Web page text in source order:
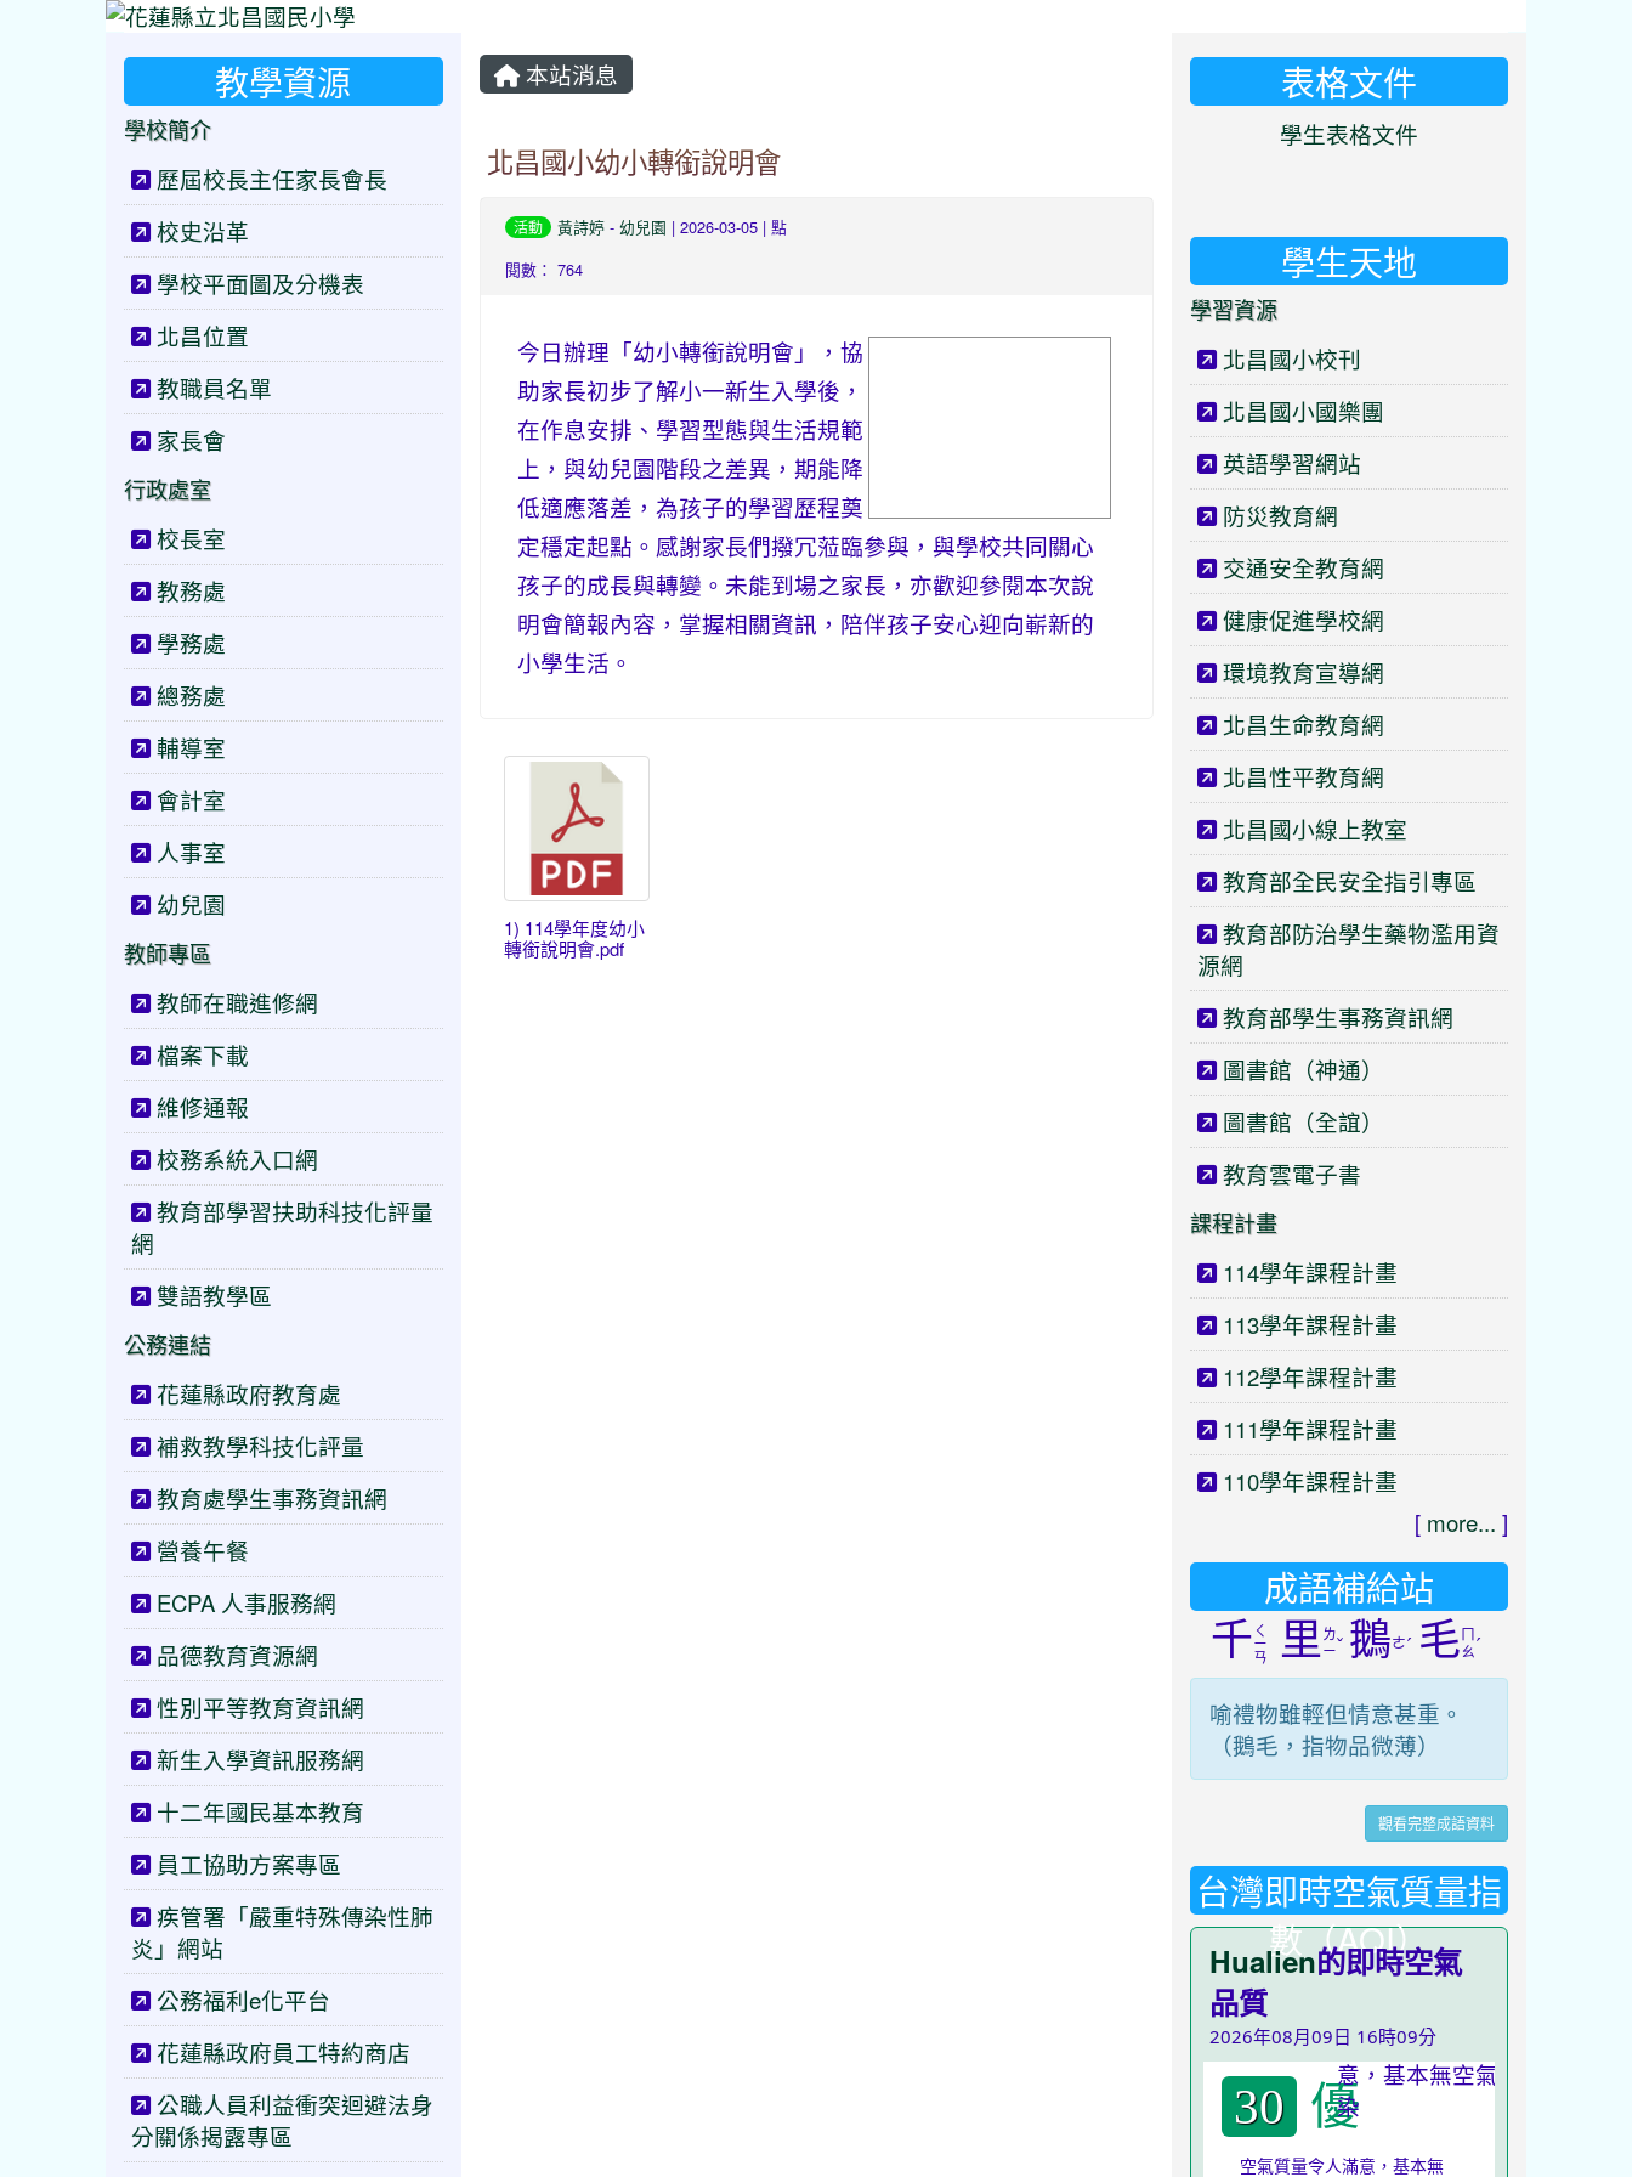
本站消息
北昌國小幼小轉銜說明會
活動 黃詩婷- 幼兒園 | 2026-03-05 | 點
閱數： 764
今日辦理「幼小轉銜說明會」，協
助家長初步了解小一新生入學後，
在作息安排、學習型態與生活規範
上，與幼兒園階段之差異，期能降
低適應落差，為孩子的學習歷程奠
定穩定起點。感謝家長們撥冗蒞臨參與，與學校共同關心
孩子的成長與轉變。未能到場之家長，亦歡迎參閱本次說
明會簡報內容，掌握相關資訊，陪伴孩子安心迎向嶄新的
小學生活。
1) 114學年度幼小
轉銜說明會.pdf
教學資源
學校簡介
歷屆校長主任家長會長
校史沿革
學校平面圖及分機表
北昌位置
教職員名單
家長會
行政處室
校長室
教務處
學務處
總務處
輔導室
會計室
人事室
幼兒園
教師專區
教師在職進修網
檔案下載
維修通報
校務系統入口網
教育部學習扶助科技化評量
網
雙語教學區
公務連結
花蓮縣政府教育處
補救教學科技化評量
教育處學生事務資訊網
營養午餐
ECPA 人事服務網
品德教育資源網
性別平等教育資訊網
新生入學資訊服務網
十二年國民基本教育
員工協助方案專區
疾管署「嚴重特殊傳染性肺
炎」網站
公務福利e化平台
花蓮縣政府員工特約商店
公職人員利益衝突迴避法身
分關係揭露專區
表格文件
學生表格文件
學生天地
學習資源
北昌國小校刊
北昌國小國樂團
英語學習網站
防災教育網
交通安全教育網
健康促進學校網
環境教育宣導網
北昌生命教育網
北昌性平教育網
北昌國小線上教室
教育部全民安全指引專區
教育部防治學生藥物濫用資
源網
教育部學生事務資訊網
圖書館（神通）
圖書館（全誼）
教育雲電子書
課程計畫
114學年課程計畫
113學年課程計畫
112學年課程計畫
111學年課程計畫
110學年課程計畫
[ more... ]
成語補給站
千 ㄑ
ㄧ
ㄢ 里 ㄌ
ㄧˇ 鵝ㄜˊ 毛 ㄠˊ
喻禮物雖輕但情意甚重。
（鵝毛，指物品微薄）
觀看完整成語資料
台灣即時空氣質量指
數（AQI）
Hualien的即時空氣
品質
2026年08月09日 16時09分
30 優
空氣質量令人滿意，基本無